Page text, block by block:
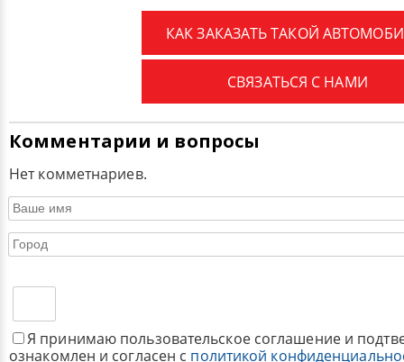
КАК ЗАКАЗАТЬ ТАКОЙ
СВЯЗАТЬСЯ С НАМИ
Комментарии и вопросы
Нет комметнариев.
Я принимаю пользовательское соглашение и
ознакомлен и согласен с политикой